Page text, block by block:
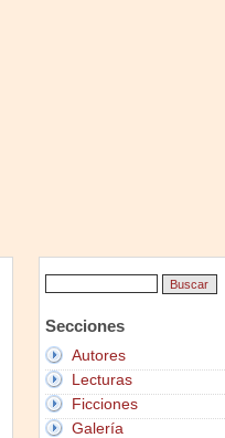
Secciones
Autores
Lecturas
Ficciones
Galería